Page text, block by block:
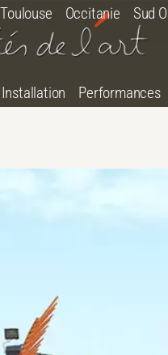
Toulouse Occitanie Sud
Installation Performances